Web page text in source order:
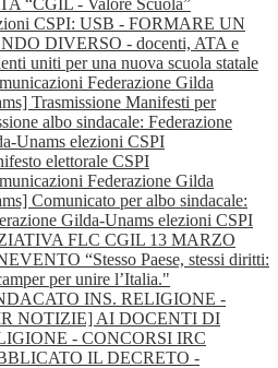
“CGIL - Valore Scuola”
CSPI: USB - FORMARE UN
DIVERSO - docenti, ATA e
uniti per una nuova scuola statale
Federazione Gilda
Trasmissione Manifesti per
albo sindacale: Federazione
Unams elezioni CSPI
elettorale CSPI
Federazione Gilda
Comunicato per albo sindacale:
Gilda-Unams elezioni CSPI
FLC CGIL 13 MARZO
“Stesso Paese, stessi diritti:
per unire l’Italia."
INS. RELIGIONE -
NOTIZIE] AI DOCENTI DI
- CONCORSI IRC
IL DECRETO -